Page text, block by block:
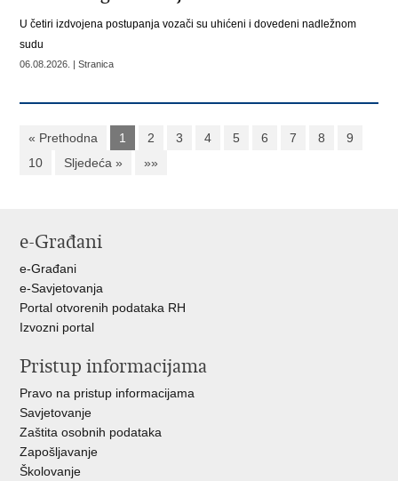
U četiri izdvojena postupanja vozači su uhićeni i dovedeni nadležnom
sudu
06.08.2026. | Stranica
« Prethodna 1 2 3 4 5 6 7 8
9
10
Sljedeća » »»
e-Građani
e-Građani
e-Savjetovanja
Portal otvorenih podataka RH
Izvozni portal
Pristup informacijama
Pravo na pristup informacijama
Savjetovanje
Zaštita osobnih podataka
Zapošljavanje
Školovanje